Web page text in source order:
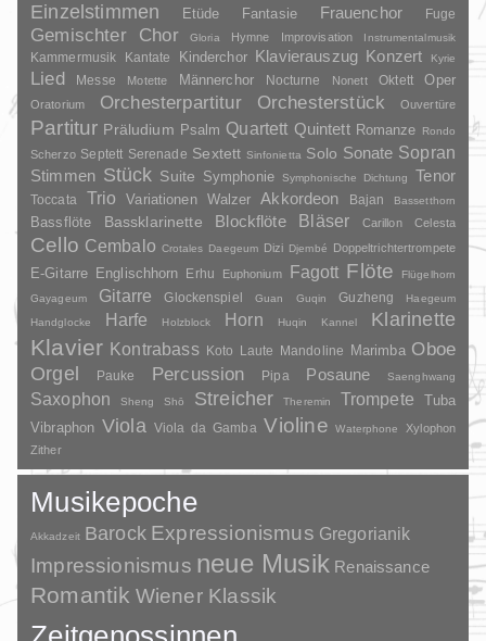
Einzelstimmen
Etüde Fantasie Frauenchor Fuge
Gemischter Chor Gloria Hymne Improvisation Instrumentalmusik
Kammermusik Kantate Kinderchor Klavierauszug Konzert Kyrie
Lied Messe Motette Männerchor Nocturne Nonett Oktett Oper
Oratorium Orchesterpartitur Orchesterstück Ouvertüre
Partitur Präludium Psalm Quartett Quintett Romanze Rondo
Scherzo Septett Serenade Sextett Sinfonietta Solo Sonate Sopran
Stimmen Stück Suite Symphonie Symphonische Dichtung Tenor
Toccata Trio Variationen Walzer Akkordeon Bajan Bassetthorn
Bassflöte Bassklarinette Blockflöte Bläser Carillon Celesta
Cello Cembalo Crotales Daegeum Dizi Djembé Doppeltrichtertrompete
E-Gitarre Englischhorn Erhu Euphonium Fagott Flöte
Flügelhorn
Gayageum
Gitarre Glockenspiel Guan Guqin Guzheng
Haegeum
Handglocke
Harfe Holzblock Horn Huqin Kannel Klarinette
Klavier Kontrabass Koto Laute Mandoline Marimba Oboe
Orgel Pauke Percussion Pipa Posaune Saenghwang
Saxophon Sheng Shō Streicher Theremin Trompete
Tuba
Vibraphon Viola Viola da Gamba Violine Waterphone
Xylophon
Zither
Musikepoche
Akkadzeit Barock Expressionismus Gregorianik
Impressionismus neue Musik Renaissance
Romantik Wiener Klassik